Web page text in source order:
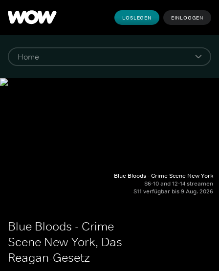
LOSLEGEN EINLOGGEN
Blue Bloods - Crime Scene New York
S6-10 and 12-14 streamen
S11 verfügbar bis 9 Aug. 2026
Blue Bloods - Crime
Scene New York, Das
Reagan-Gesetz